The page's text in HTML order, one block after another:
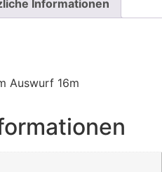
Informationen
Auswurf 16m